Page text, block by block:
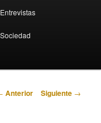
Entrevistas
Sociedad
Anterior Siguiente →